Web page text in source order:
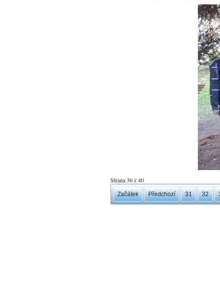
Strana 36 z 40
Začátek Předchozí 31 32